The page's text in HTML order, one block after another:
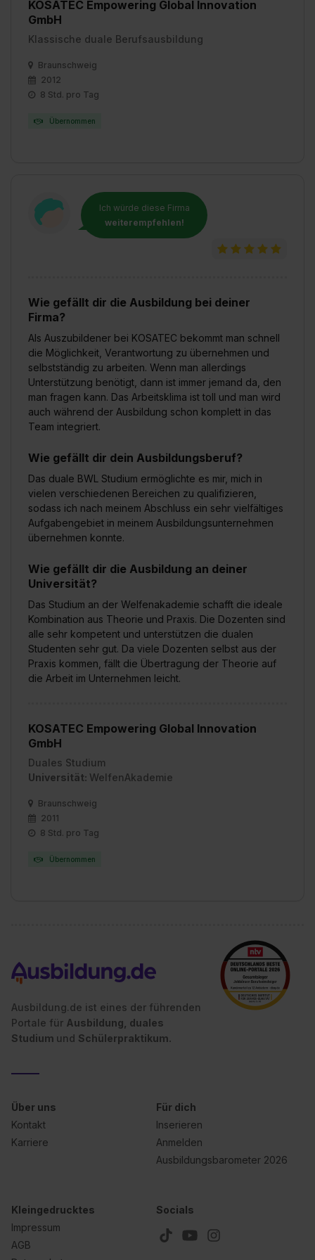
angemessenes Datenschutzniveau (EuGH – Schrems
II). Du kannst die von dir erteilte Einwilligung jederzeit mit
Wirkung für die Zukunft ganz oder teilweise über unsere
Einstellungen“ widerrufen. Weitere Informationen zu den
einzelnen Cookies findest du durch Klick auf „Details
Impressum.
KOSATEC Empowering Global Innovation
GmbH
Klassische duale Berufsausbildung
Braunschweig
2012
8 Std. pro Tag
Übernommen
Ich würde diese Firma
weiterempfehlen!
Wie gefällt dir die Ausbildung bei deiner
Firma?
Als Auszubildener bei KOSATEC bekommt man schnell
die Möglichkeit, Verantwortung zu übernehmen und
selbstständig zu arbeiten. Wenn man allerdings
Unterstützung benötigt, dann ist immer jemand da, den
man fragen kann. Das Arbeitsklima ist toll und man wird
auch während der Ausbildung schon komplett in das
Team integriert.
Wie gefällt dir dein Ausbildungsberuf?
Das duale BWL Studium ermöglichte es mir, mich in
vielen verschiedenen Bereichen zu qualifizieren,
sodass ich nach meinem Abschluss ein sehr vielfältiges
Aufgabengebiet in meinem Ausbildungsunternehmen
übernehmen konnte.
Wie gefällt dir die Ausbildung an deiner
Universität?
Das Studium an der Welfenakademie schafft die ideale
Kombination aus Theorie und Praxis. Die Dozenten sind
alle sehr kompetent und unterstützen die dualen
Studenten sehr gut. Da viele Dozenten selbst aus der
Praxis kommen, fällt die Übertragung der Theorie auf
die Arbeit im Unternehmen leicht.
KOSATEC Empowering Global Innovation
GmbH
Duales Studium
Universität: WelfenAkademie
Braunschweig
2011
8 Std. pro Tag
Übernommen
Ausbildung.de ist eines der führenden
Portale für Ausbildung, duales
Studium und Schülerpraktikum.
Über uns
Kontakt
Karriere
Für dich
Inserieren
Anmelden
Ausbildungsbarometer 2026
Kleingedrucktes
Impressum
AGB
Socials